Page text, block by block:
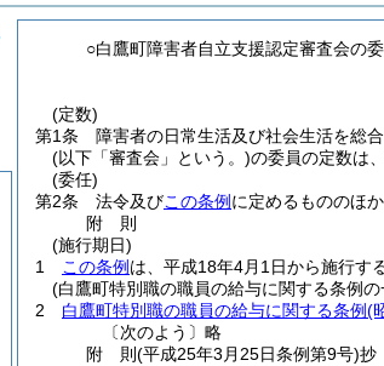
○白鷹町障害者自立支援認定審査会の
(定数)
第1条
障害者の日常生活及び社会生活を総
(以下「審査会」という。)の委員の定数は
(委任)
第2条
法令及びこの条例 に定めるもののほ
附 則
(施行期日)
1
この条例 は、平成18年4月1日から施行する
(白鷹町特別職の職員の給与に関する条例
2
白鷹町特別職の職員の給与に関する条例(
〔次のよう〕略
附 則(平成25年3月25日条例第9号)抄